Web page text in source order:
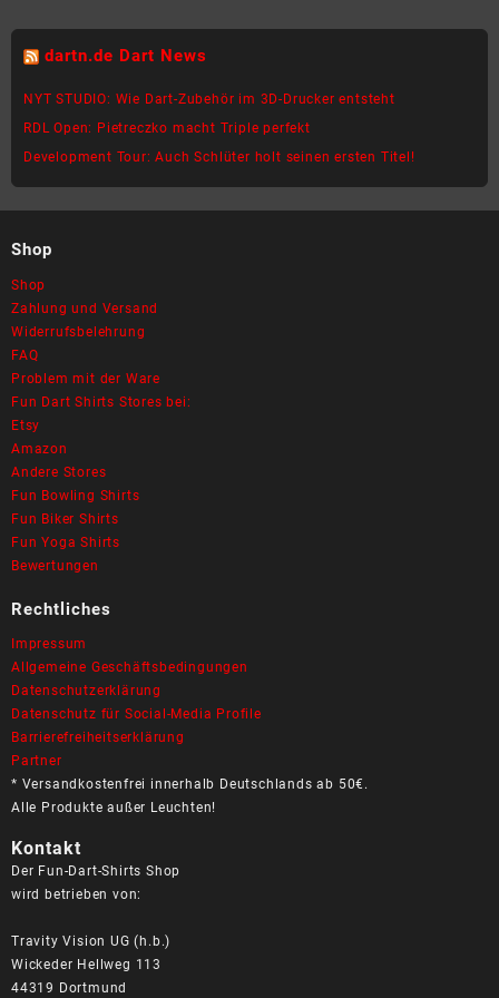
Varianten
Die
Optionen
können
auf
werden
Varianten
Optionen
können
auf
dartn.de Dart News
NYT STUDIO: Wie Dart-Zubehör im 3D-Drucker entsteht
RDL Open: Pietreczko macht Triple perfekt
Development Tour: Auch Schlüter holt seinen ersten Titel!
Shop
Shop
Zahlung und Versand
Widerrufsbelehrung
FAQ
Problem mit der Ware
Fun Dart Shirts Stores bei:
Etsy
Amazon
Andere Stores
Fun Bowling Shirts
Fun Biker Shirts
Fun Yoga Shirts
Bewertungen
Rechtliches
Impressum
Allgemeine Geschäftsbedingungen
Datenschutzerklärung
Datenschutz für Social-Media Profile
Barrierefreiheitserklärung
Partner
* Versandkostenfrei innerhalb Deutschlands ab 50€.
Alle Produkte außer Leuchten!
Kontakt
Der Fun-Dart-Shirts Shop
wird betrieben von:
Travity Vision UG (h.b.)
Wickeder Hellweg 113
44319 Dortmund